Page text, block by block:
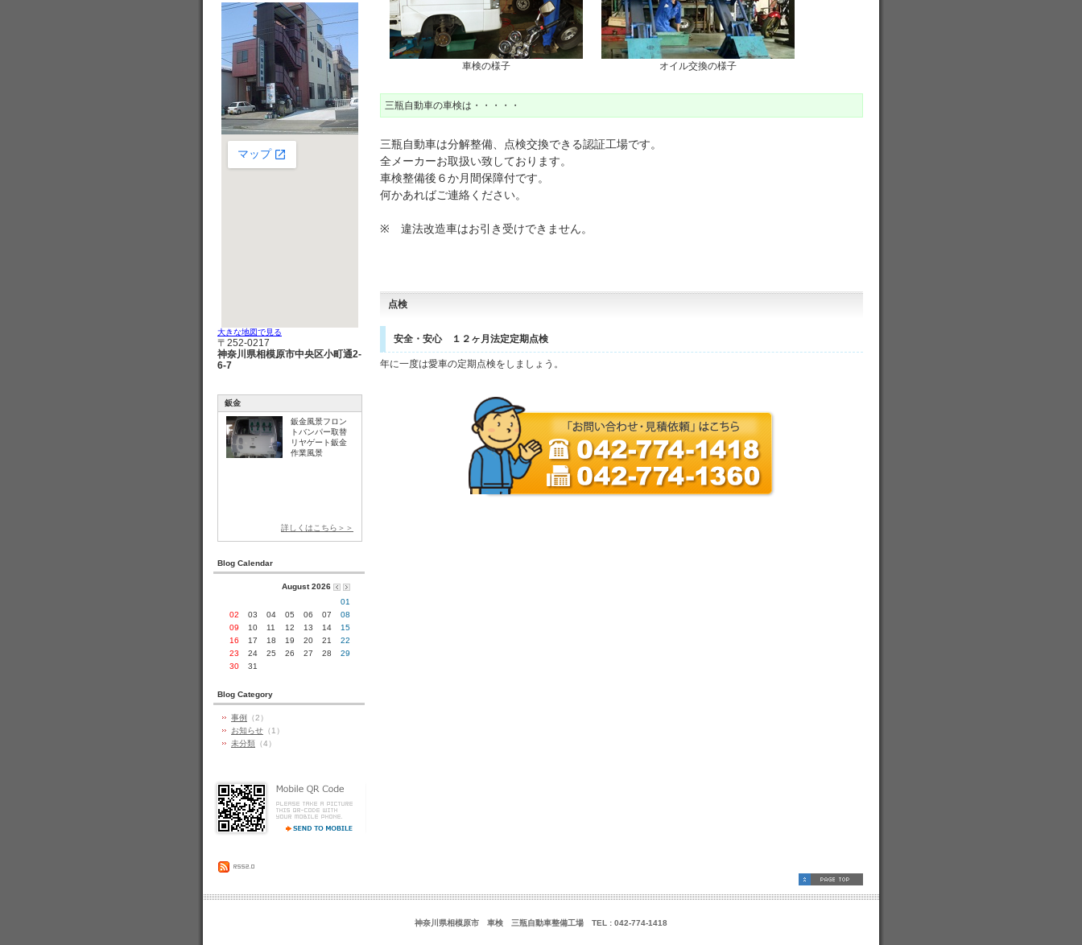
大きな地図で見る
〒252-0217
神奈川県相模原市中央区小町通2-
6-7
鈑金
鈑金風景フロン
トバンパー取替
リヤゲート鈑金
作業風景
詳しくはこちら＞＞
Blog Calendar
August 2026
01
02
03 04 05 06 07
08
09
10 11 12 13 14
15
16
17 18 19 20 21
22
23
24 25 26 27 28
29
30
31
Blog Category
事例
（2）
お知らせ （1）
未分類 （4）
車検の様子 オイル交換の様子
三瓶自動車の車検は・・・・・
三瓶自動車は分解整備、点検交換できる認証工場です。
全メーカーお取扱い致しております。
車検整備後６か月間保障付です。
何かあればご連絡ください。
※ 違法改造車はお引き受けできません。
点検
安全・安心 １２ヶ月法定定期点検
年に一度は愛車の定期点検をしましょう。
神奈川県相模原市 車検 三瓶自動車整備工場 TEL : 042-774-1418